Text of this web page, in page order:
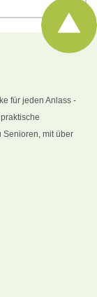
für jeden Anlass -
Senioren, mit über